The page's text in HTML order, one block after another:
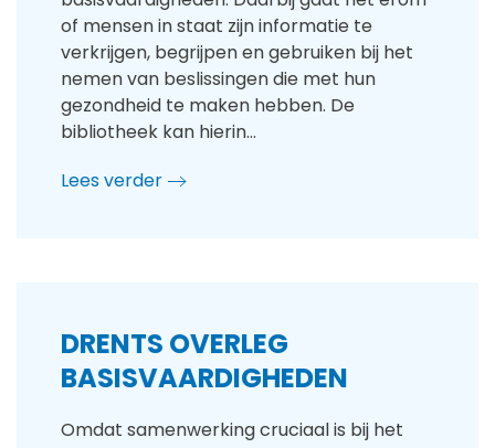
of mensen in staat zijn informatie te
verkrijgen, begrijpen en gebruiken bij het
nemen van beslissingen die met hun
gezondheid te maken hebben. De
bibliotheek kan hierin…
Lees verder
DRENTS OVERLEG
BASISVAARDIGHEDEN
Omdat samenwerking cruciaal is bij het